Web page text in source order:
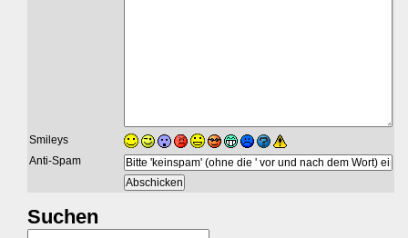
Smileys
Anti-Spam
Suchen